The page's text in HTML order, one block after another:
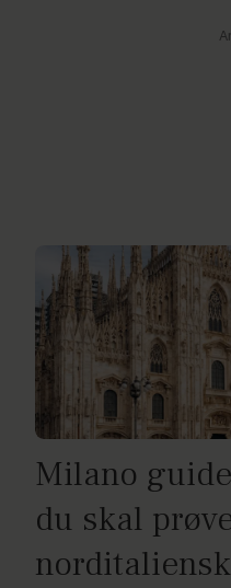
Milano
du skal